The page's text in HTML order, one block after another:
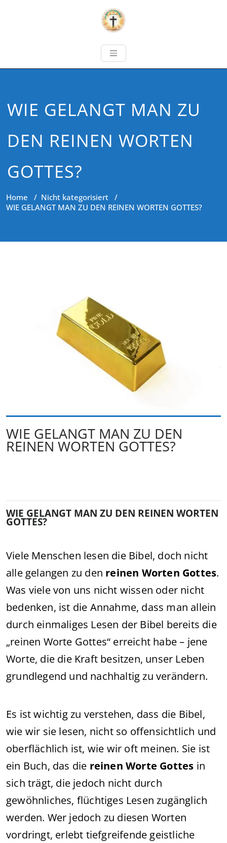
WIE GELANGT MAN ZU
DEN REINEN WORTEN
GOTTES?
Home / Nicht kategorisiert /
WIE GELANGT MAN ZU DEN REINEN WORTEN GOTTES?
WIE GELANGT MAN ZU DEN
REINEN WORTEN GOTTES?
WIE GELANGT MAN ZU DEN REINEN WORTEN
GOTTES?
Viele Menschen lesen die Bibel, doch nicht
alle gelangen zu den reinen Worten Gottes.
Was viele von uns nicht wissen oder nicht
bedenken, ist die Annahme, dass man allein
durch einmaliges Lesen der Bibel bereits die
„reinen Worte Gottes“ erreicht habe – jene
Worte, die die Kraft besitzen, unser Leben
grundlegend und nachhaltig zu verändern.
Es ist wichtig zu verstehen, dass die Bibel,
wie wir sie lesen, nicht so offensichtlich und
oberflächlich ist, wie wir oft meinen. Sie ist
ein Buch, das die reinen Worte Gottes in
sich trägt, die jedoch nicht durch
gewöhnliches, flüchtiges Lesen zugänglich
werden. Wer jedoch zu diesen Worten
vordringt, erlebt tiefgreifende geistliche